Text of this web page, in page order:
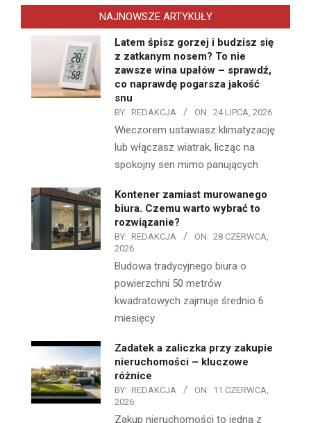
NAJNOWSZE ARTYKUŁY
Latem śpisz gorzej i budzisz się
z zatkanym nosem? To nie
zawsze wina upałów – sprawdź,
co naprawdę pogarsza jakość
snu
BY: REDAKCJA ON: 24 LIPCA, 2026
Wieczorem ustawiasz klimatyzację
lub włączasz wiatrak, licząc na
spokojny sen mimo panujących
Kontener zamiast murowanego
biura. Czemu warto wybrać to
rozwiązanie?
BY: REDAKCJA ON: 28 CZERWCA,
2026
Budowa tradycyjnego biura o
powierzchni 50 metrów
kwadratowych zajmuje średnio 6
miesięcy
Zadatek a zaliczka przy zakupie
nieruchomości – kluczowe
różnice
BY: REDAKCJA ON: 11 CZERWCA,
2026
Zakup nieruchomości to jedna z